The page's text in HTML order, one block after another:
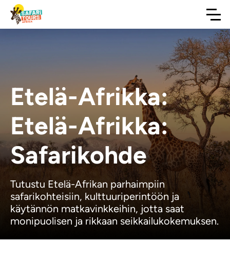
Etelä-Afrikka:
Etelä-Afrikka:
Safarikohde
Tutustu Etelä-Afrikan parhaimpiin
safarikohteisiin, kulttuuriperintöön ja
käytännön matkavinkkeihin, jotta saat
monipuolisen ja rikkaan seikkailukokemuksen.